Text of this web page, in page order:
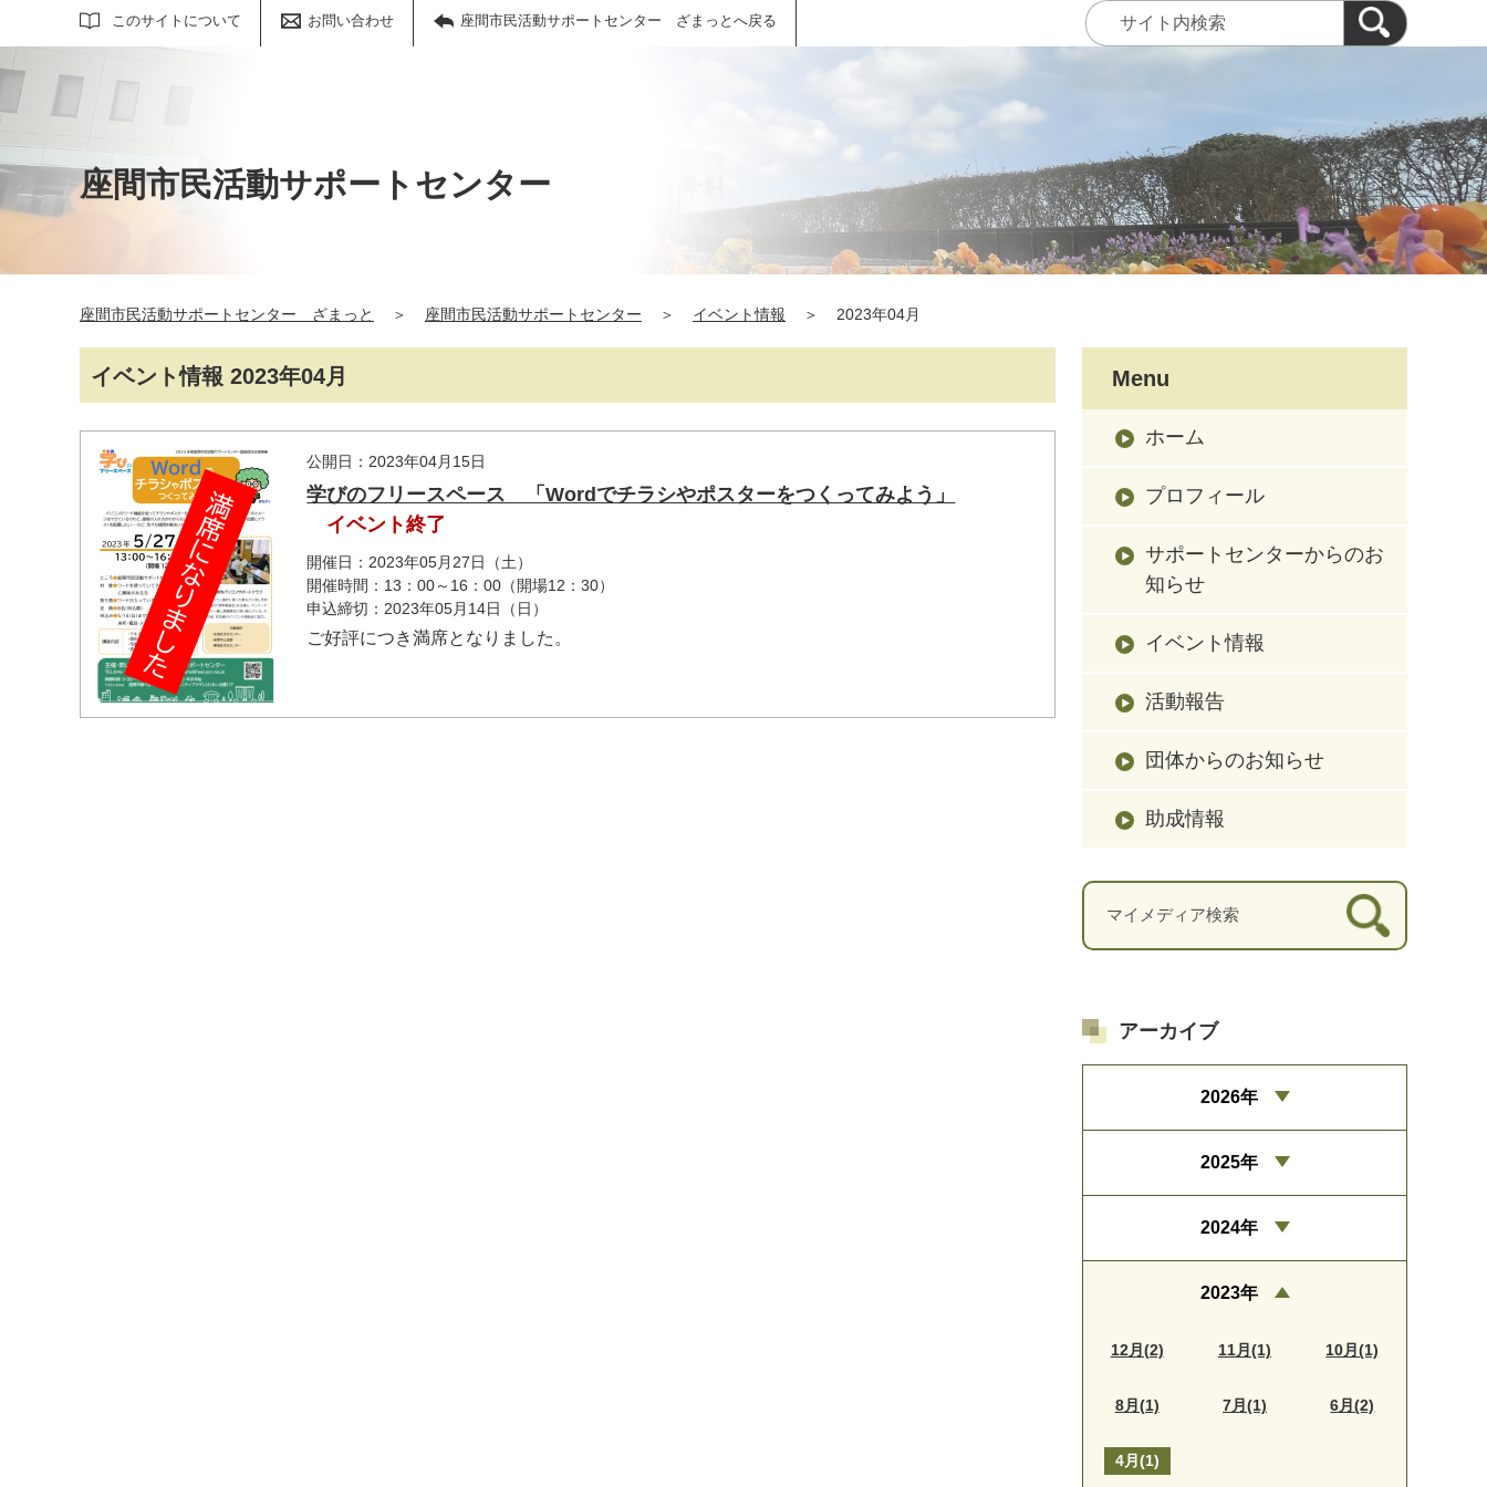
このサイトについて お問い合わせ 座間市民活動サポートセンター ざまっとへ戻る
サイト内検索
座間市民活動サポートセンター
座間市民活動サポートセンター ざまっと ＞ 座間市民活動サポートセンター ＞ イベント情報 ＞ 2023年04月
イベント情報 2023年04月
公開日：2023年04月15日
学びのフリースペース 「Wordでチラシやポスターをつくってみよう」
イベント終了
開催日：2023年05月27日（土）
開催時間：13：00～16：00（開場12：30）
申込締切：2023年05月14日（日）
ご好評につき満席となりました。
Menu
ホーム
プロフィール
サポートセンターからのお
知らせ
イベント情報
活動報告
団体からのお知らせ
助成情報
アーカイブ
2026年
2025年
2024年
2023年
12月(2) 11月(1) 10月(1)
8月(1) 7月(1) 6月(2)
4月(1)